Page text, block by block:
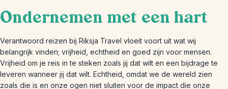
Ondernemen met een hart
Verantwoord reizen bij Riksja Travel vloeit voort uit wat wij
belangrijk vinden; vrijheid, echtheid en goed zijn voor mensen.
Vrijheid om je reis in te steken zoals jij dat wilt en een bijdrage te
leveren wanneer jij dat wilt. Echtheid, omdat we de wereld zien
zoals die is en onze ogen niet sluiten voor de impact die onze